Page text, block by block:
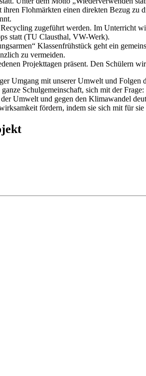
Floh­märk­ten ei­nen di­rek­ten Be­zug zu
zu­ge­führt wer­den. Im
statt (TU Claus­thal, VW-Werk).
Klas­sen­früh­stück geht ein
zu ver­mei­den.
Pro­jekt­ta­gen prä­sent. Den Schü­lern
Um­gang mit un­se­rer Um­welt und
Schul­ge­mein­schaft, sich mit der
Um­welt und ge­gen den Kli­ma­wan­del
för­dern, in­dem sie sich mit für